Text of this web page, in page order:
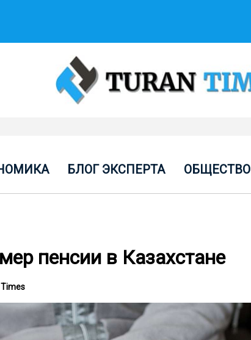
БЛОГ ЭКСПЕРТА ОБЩЕСТВО
пенсии в Казахстане